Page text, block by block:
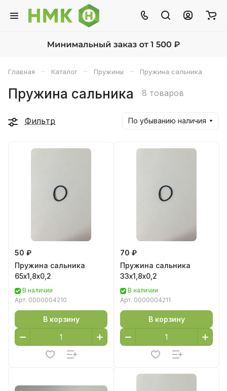
Главная – Каталог – Пружины – Пружина сальника
Пружина сальника 8 товаров
Фильтр По убыванию наличия
50 ₽
Пружина сальника
65х1,8х0,2
В наличии
Арт. 0000004210
В корзину
70 ₽
Пружина сальника
33х1,8х0,2
В наличии
Арт. 0000004211
В корзину